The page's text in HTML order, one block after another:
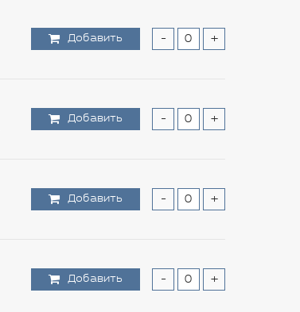
Добавить - +
Добавить - +
Добавить - +
Добавить - +